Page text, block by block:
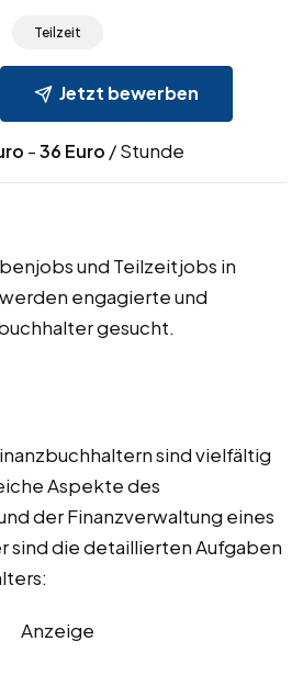
Teilzeit
Jetzt bewerben
-36 Euro / Stunde
und Teilzeitjobs in
engagierte und
gesucht.
sind vielfältig
Aspekte des
der Finanzverwaltung eines
sind die detaillierten Aufgaben
Anzeige